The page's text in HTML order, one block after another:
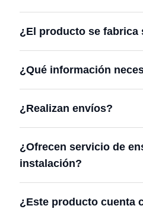
¿El producto se fabrica
¿Qué información
¿Realizan envíos?
¿Ofrecen servicio de
instalación?
¿Este producto cuenta